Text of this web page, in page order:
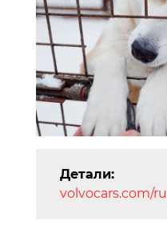
Детали:
volvocars.com/ru